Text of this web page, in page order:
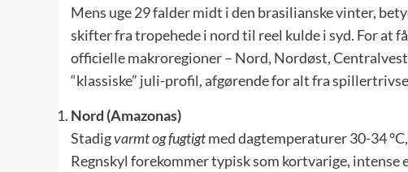
Mens uge 29 falder midt i den brasilianske vinter,
skifter fra tropehede i nord til reel kulde i syd. For at
officielle makroregioner – Nord, Nordøst,
“klassiske” juli-profil, afgørende for alt fra
Nord (Amazonas)
Stadigvarmt og fugtigtmed dagtemperaturer 30-34
Regnskyl forekommer typisk som kortvarige,